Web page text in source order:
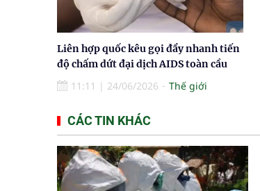
Liên hợp quốc kêu gọi đẩy nhanh tiến
độ chấm dứt đại dịch AIDS toàn cầu
11:11 | 24/06/2026 Thế giới
CÁC TIN KHÁC